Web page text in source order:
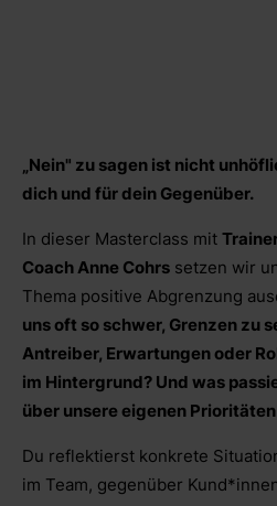
„Nein" zu sagen ist nicht
dich und für dein Gegenüber.
In dieser Masterclass mit
Coach Anne Cohrs setzen wir
Thema positive Abgrenzung
uns oft so schwer, Grenzen zu
Antreiber, Erwartungen oder
im Hintergrund? Und was
über unsere eigenen
Du reflektierst konkrete
im Team, gegenüber